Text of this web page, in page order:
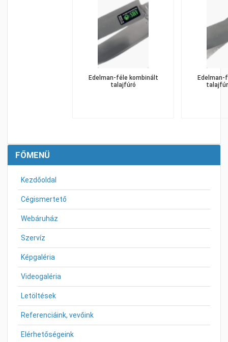
FŐMENÜ
Kezdőoldal
Cégismertető
Webáruház
Szervíz
Képgaléria
Videogaléria
Letöltések
Referenciáink, vevőink
Elérhetőségeink
Edelman-féle kombinált
talajfúró
Edelman-féle kombinált